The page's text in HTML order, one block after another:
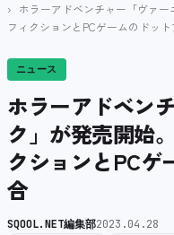
ホラーアドベンチャー「ヴァ
フィクションとPCゲームのドッ
ニュース
ホラーアドベン
ク」が発売開始
クションとPCゲ
合
SQOOL.NET編集部2023.04.28